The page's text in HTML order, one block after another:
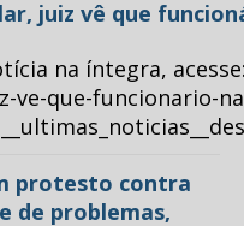
juiz vê que
na íntegra,
ve-que-funcionario-
protesto contra
de problemas,